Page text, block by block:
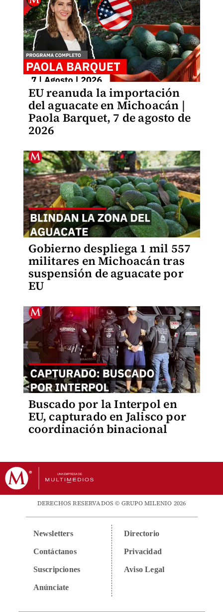
EU reanuda la importación
del aguacate en Michoacán |
Paola Barquet, 7 de agosto de
2026
Gobierno despliega 1 mil 557
militares en Michoacán tras
suspensión de aguacate por
EU
Buscado por la Interpol en
EU, capturado en Jalisco por
coordinación binacional
DERECHOS RESERVADOS © GRUPO MILENIO 2026
Newsletters
Contáctanos
Suscripciones
Anúnciate
Directorio
Privacidad
Aviso Legal